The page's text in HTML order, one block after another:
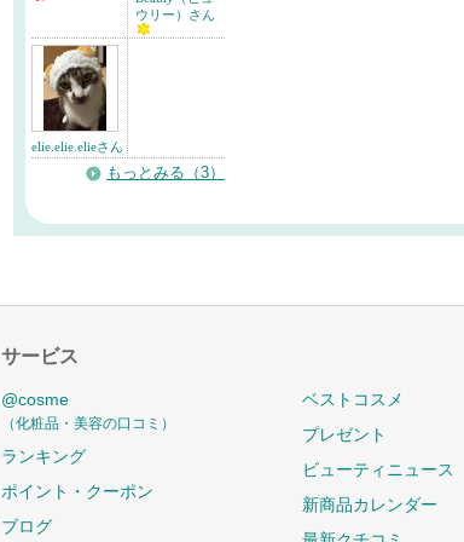
ウリー）さん
elie.elie.elieさん
もっとみる（3）
サービス
@cosme
（化粧品・美容の口コミ）
ランキング
ポイント・クーポン
ブログ
ベストコスメ
プレゼント
ビューティニュース
新商品カレンダー